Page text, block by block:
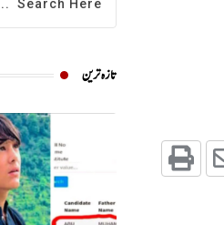
تازہ ترین